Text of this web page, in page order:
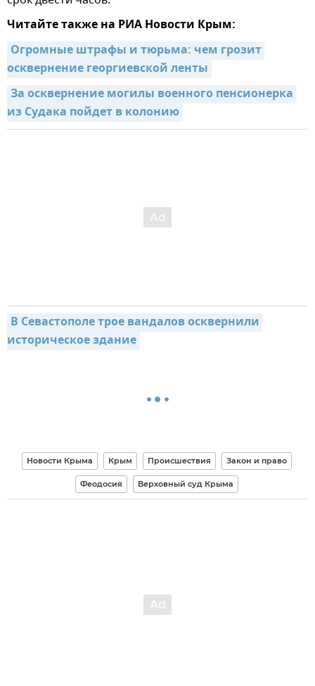
Читайте также на РИА Новости Крым:
Огромные штрафы и тюрьма: чем грозит
осквернение георгиевской ленты
За осквернение могилы военного пенсионерка
из Судака пойдет в колонию
В Севастополе трое вандалов осквернили
историческое здание
Новости Крыма Крым Происшествия Закон и право
Феодосия Верховный суд Крыма